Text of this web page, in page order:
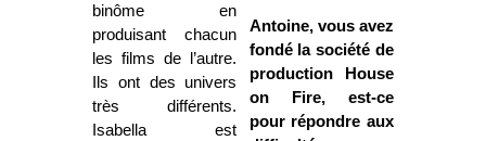
binôme en
produisant chacun
les films de l’autre.
Ils ont des univers
très différents.
Isabella est
Antoine, vous avez
fondé la société de
production House
on Fire, est-ce
pour répondre aux